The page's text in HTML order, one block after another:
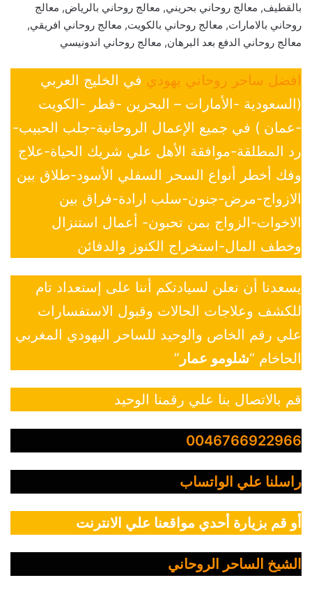
بالقطيف, معالج روحاني بحريني, معالج روحاني بالرياض, معالج
روحاني بالامارات, معالج روحاني بالكويت, معالج روحاني افريقي,
معالج روحاني الدفع بعد البرهان, معالج روحاني اندونيسي
افضل ساحر روحاني يهودي في الخليج العربي
(السعودية -الأمارات – البحرين -قطر -الكويت
-عمان ) في جميع الإعمال الروحانية-جلب الحبيب-
رد المطلقة-موافقة الأهل علي شريك الحياة-علاج
وفك أخطر أنواع السحر السفلي الأسود-طلاق بين
الازواج-مرض-جنون-سلب ارادة-فراق بين
الاخوات-الزواج بمن تحبون- أعمال استنزال
وخطف المال-استخراج الكنوز والدفائن
يسعدنا أن نعلن لسيادتكم أننا على إستعداد تام
للكشف وعلاجات الحالات وقبول الاستفسارات
علي رقم الخاص والوحيد للساحر اليهودي المغربي
الحاخام “شلومو عمار ”
قم بالاتصال بنا علي رقمنا الوحيد
0046766922966
راسلنا علي الواتساب
أو قم بزيارة أحدي مواقعنا علي الانترنت
الشيخ الساحر الروحاني